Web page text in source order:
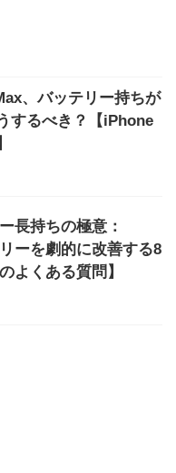
、バッテリー持ちが
するべき？【iPhone
長持ちの極意：
ーを劇的に改善する8
よくある質問】